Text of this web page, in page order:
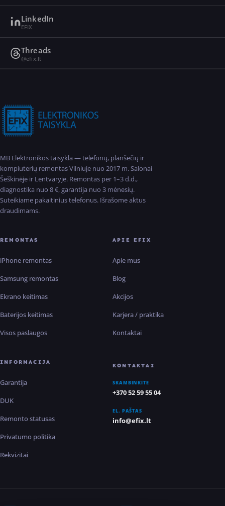
LinkedIn
EFIX
Threads
@efix.lt
MB Elektronikos taisykla — telefonų, planšečių ir
kompiuterių remontas Vilniuje nuo 2017 m. Salonai
Šeškinėje ir Lentvaryje. Remontas per 1–3 d.d.,
diagnostika nuo 8 €, garantija nuo 3 mėnesių.
Suteikiame pakaitinius telefonus. Išrašome aktus
draudimams.
REMONTAS
iPhone remontas
Samsung remontas
Ekrano keitimas
Baterijos keitimas
Visos paslaugos
APIE EFIX
Apie mus
Blog
Akcijos
Karjera / praktika
Kontaktai
INFORMACIJA
Garantija
DUK
Remonto statusas
Privatumo politika
Rekvizitai
KONTAKTAI
SKAMBINKITE
+370 52 59 55 04
EL. PAŠTAS
info@efix.lt